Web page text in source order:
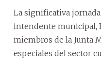
La significativa
intendente municipal,
miembros de la Junta
especiales del sector